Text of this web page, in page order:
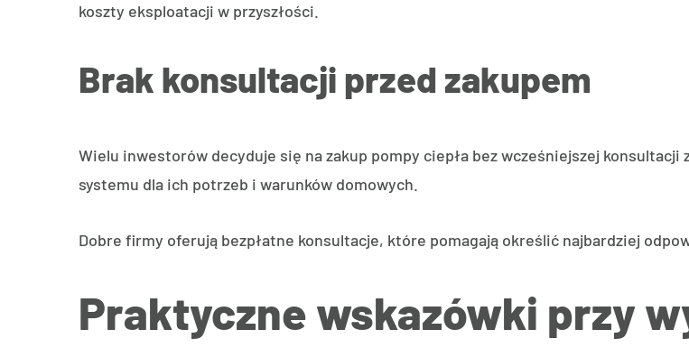
koszty eksploatacji w przyszłości.
Brak konsultacji przed zakupem
Wielu inwestorów decyduje się na zakup pompy ciepła bez wcześniejszej
systemu dla ich potrzeb i warunków domowych.
Dobre firmy oferują bezpłatne konsultacje, które pomagają określić najbardziej
Praktyczne wskazówki przy